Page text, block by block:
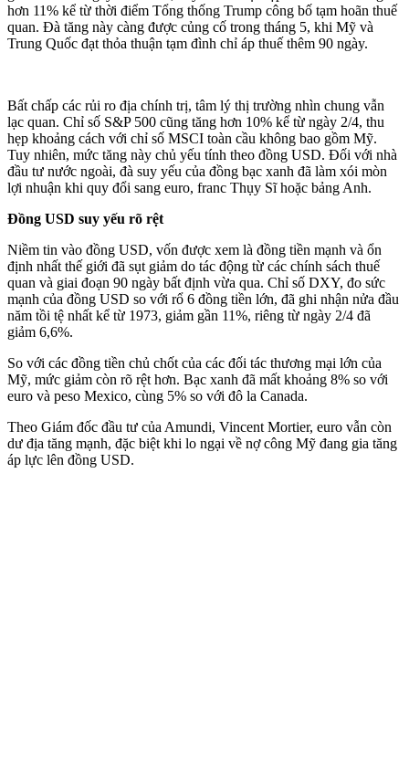
hơn 11% kể từ thời điểm Tổng thống Trump công bố tạm hoãn thuế
quan. Đà tăng này càng được củng cố trong tháng 5, khi Mỹ và
Trung Quốc đạt thỏa thuận tạm đình chỉ áp thuế thêm 90 ngày.
Bất chấp các rủi ro địa chính trị, tâm lý thị trường nhìn chung vẫn
lạc quan. Chỉ số S&P 500 cũng tăng hơn 10% kể từ ngày 2/4, thu
hẹp khoảng cách với chỉ số MSCI toàn cầu không bao gồm Mỹ.
Tuy nhiên, mức tăng này chủ yếu tính theo đồng USD. Đối với nhà
đầu tư nước ngoài, đà suy yếu của đồng bạc xanh đã làm xói mòn
lợi nhuận khi quy đổi sang euro, franc Thụy Sĩ hoặc bảng Anh.
Đồng USD suy yếu rõ rệt
Niềm tin vào đồng USD, vốn được xem là đồng tiền mạnh và ổn
định nhất thế giới đã sụt giảm do tác động từ các chính sách thuế
quan và giai đoạn 90 ngày bất định vừa qua. Chỉ số DXY, đo sức
mạnh của đồng USD so với rổ 6 đồng tiền lớn, đã ghi nhận nửa đầu
năm tồi tệ nhất kể từ 1973, giảm gần 11%, riêng từ ngày 2/4 đã
giảm 6,6%.
So với các đồng tiền chủ chốt của các đối tác thương mại lớn của
Mỹ, mức giảm còn rõ rệt hơn. Bạc xanh đã mất khoảng 8% so với
euro và peso Mexico, cùng 5% so với đô la Canada.
Theo Giám đốc đầu tư của Amundi, Vincent Mortier, euro vẫn còn
dư địa tăng mạnh, đặc biệt khi lo ngại về nợ công Mỹ đang gia tăng
áp lực lên đồng USD.